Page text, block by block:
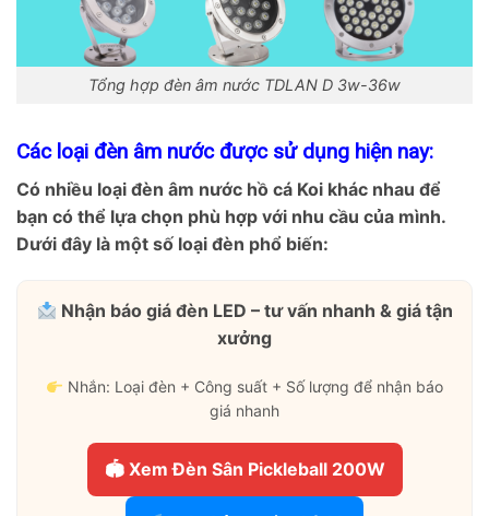
Tổng hợp đèn âm nước TDLAN D 3w-36w
Các loại đèn âm nước được sử dụng hiện nay:
Có nhiều loại đèn âm nước hồ cá Koi khác nhau để
bạn có thể lựa chọn phù hợp với nhu cầu của mình.
Dưới đây là một số loại đèn phổ biến:
Nhận báo giá đèn LED – tư vấn nhanh & giá tận
xưởng
Nhắn: Loại đèn + Công suất + Số lượng để nhận báo
giá nhanh
🏟 Xem Đèn Sân Pickleball 200W